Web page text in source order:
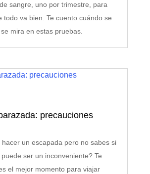
sangre, uno por trimestre, para
todo va bien. Te cuento cuándo se
mira en estas pruebas.
precauciones
hacer un escapada pero no sabes si
ser un inconveniente? Te
el mejor momento para viajar